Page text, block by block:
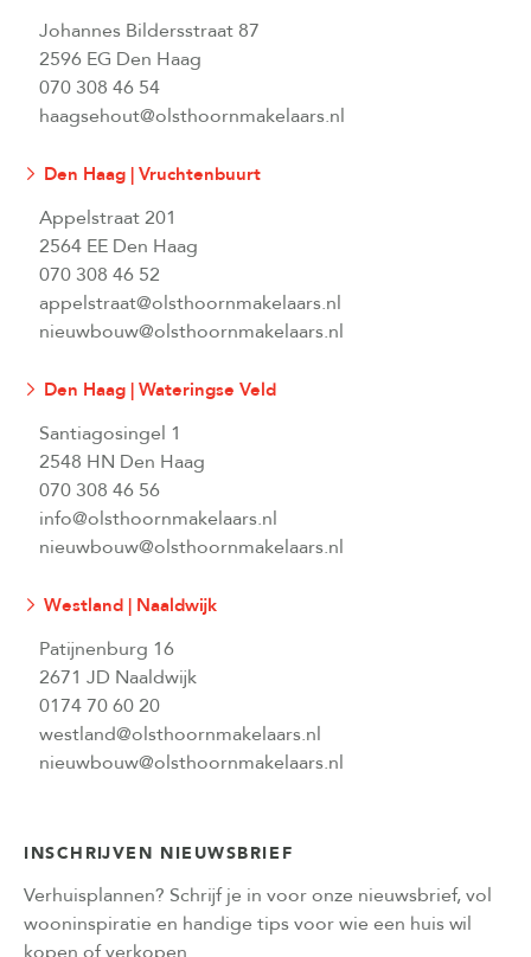
Johannes Bildersstraat 87
2596 EG Den Haag
070 308 46 54
haagsehout@olsthoornmakelaars.nl
Den Haag | Vruchtenbuurt
Appelstraat 201
2564 EE Den Haag
070 308 46 52
appelstraat@olsthoornmakelaars.nl
nieuwbouw@olsthoornmakelaars.nl
Den Haag | Wateringse Veld
Santiagosingel 1
2548 HN Den Haag
070 308 46 56
info@olsthoornmakelaars.nl
nieuwbouw@olsthoornmakelaars.nl
Westland | Naaldwijk
Patijnenburg 16
2671 JD Naaldwijk
0174 70 60 20
westland@olsthoornmakelaars.nl
nieuwbouw@olsthoornmakelaars.nl
INSCHRIJVEN NIEUWSBRIEF
Verhuisplannen? Schrijf je in voor onze nieuwsbrief, vol
wooninspiratie en handige tips voor wie een huis wil